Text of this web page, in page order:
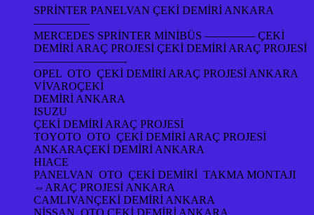
SPRİNTER PANELVAN ÇEKİ DEMİRİ ANKARA
—————
MERCEDES SPRİNTER MİNİBÜS ————– ÇEKİ
DEMİRİ ARAÇ PROJESİ ÇEKİ DEMİRİ ARAÇ PROJESİ
————————-
OPEL OTO ÇEKİ DEMİRİ ARAÇ PROJESİ ANKARA
VİVAROÇEKİ
DEMİRİ ANKARA
ISUZU
ÇEKİ DEMİRİ ARAÇ PROJESİ
TOYOTO OTO ÇEKİ DEMİRİ ARAÇ PROJESİ
ANKARAÇEKİ DEMİRİ ANKARA
HIACE
PANELVAN OTO ÇEKİ DEMİRİ TAKMA MONTAJI
⇔ARAÇ PROJESİ ANKARA
CAMLIVANÇEKİ DEMİRİ ANKARA
NİSSAN OTO ÇEKİ DEMİRİ ANKARA